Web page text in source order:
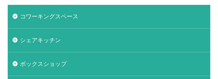
コワーキングスペース
シェアキッチン
ボックスショップ